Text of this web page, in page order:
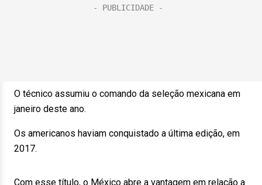
O técnico assumiu o comando da seleção mexicana em
janeiro deste ano.
Os americanos haviam conquistado a última edição, em
2017.
Com esse título, o México abre a vantagem em relação a